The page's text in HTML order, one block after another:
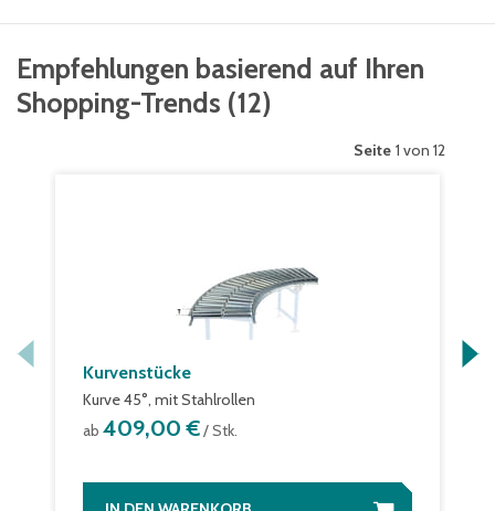
Empfehlungen basierend auf Ihren
Shopping-Trends (12)
Seite 1 von 12
Kurvenstücke
Kurve 45°, mit Stahlrollen
ab 409,00 €/ Stk.